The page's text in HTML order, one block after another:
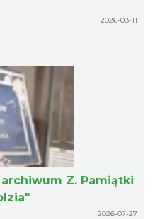
2026-08-11
Z. Pamiątki
2026-07-27